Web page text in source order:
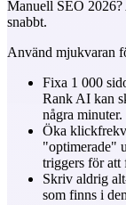
Manuell SEO 2026?
snabbt.
Använd mjukvaran
Fixa 1 000
Rank AI kan
några minuter.
Öka
"optimerade"
triggers för att
Skriv aldrig
som finns i